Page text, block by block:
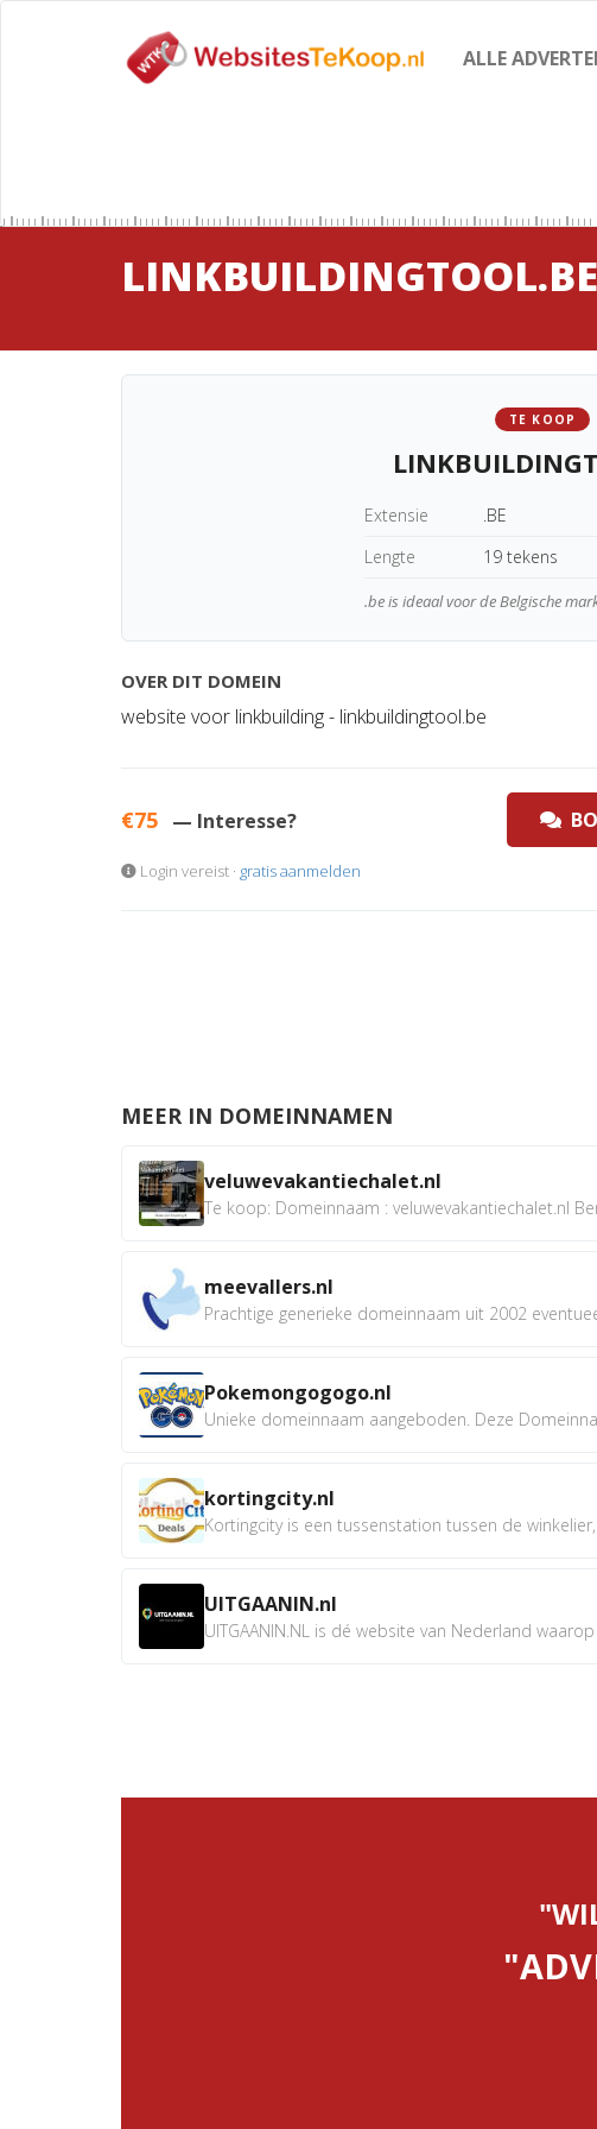
ALLE
LINKBUILDINGTOOL.BE
TE KOOP
Extensie
.BE
Lengte
19 tekens
.be is ideaal voor de Belgische
OVER DIT DOMEIN
website voor linkbuilding - linkbuildingtool.be
€75 — Interesse?
Login vereist · gratis aanmelden
MEER IN DOMEINNAMEN
veluwevakantiechalet.nl
Te koop: Domeinnaam : veluwevakantiechalet.nl
meevallers.nl
Prachtige generieke domeinnaam uit 2002
Pokemongogogo.nl
Unieke domeinnaam aangeboden. Deze
kortingcity.nl
Kortingcity is een tussenstation tussen de winkelier,...
UITGAANIN.nl
UITGAANIN.NL is dé website van Nederland waarop